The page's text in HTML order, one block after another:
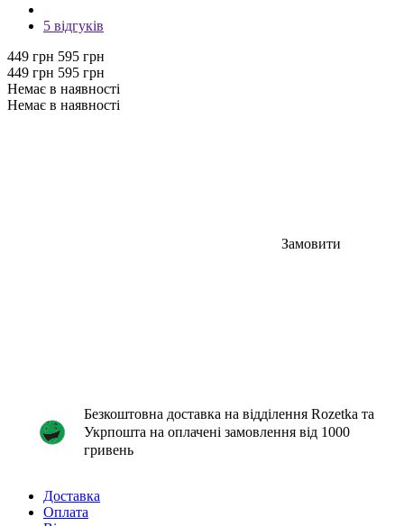
5 відгуків
449 грн 595 грн
449 грн 595 грн
Немає в наявності
Немає в наявності
Замовити
Безкоштовна доставка на відділення Rozetka та
Укрпошта на оплачені замовлення від 1000
гривень
Доставка
Оплата